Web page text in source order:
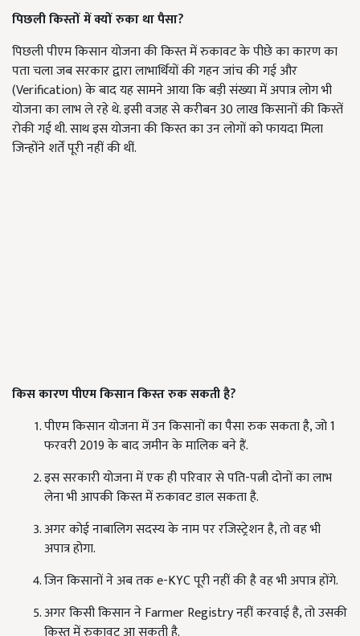
पिछली किस्तों में क्यों रुका था पैसा?
पिछली पीएम किसान योजना की किस्त में रुकावट के पीछे का कारण का
पता चला जब सरकार द्वारा लाभार्थियों की गहन जांच की गई और
(Verification) के बाद यह सामने आया कि बड़ी संख्या में अपात्र लोग भी
योजना का लाभ ले रहे थे. इसी वजह से करीबन 30 लाख किसानों की किस्तें
रोकी गई थी. साथ इस योजना की किस्त का उन लोगों को फायदा मिला
जिन्होंने शर्तें पूरी नहीं की थीं.
किस कारण पीएम किसान किस्त रुक सकती है?
पीएम किसान योजना में उन किसानों का पैसा रुक सकता है, जो 1
फरवरी 2019 के बाद जमीन के मालिक बने हैं.
इस सरकारी योजना में एक ही परिवार से पति-पत्नी दोनों का लाभ
लेना भी आपकी किस्त में रुकावट डाल सकता है.
अगर कोई नाबालिग सदस्य के नाम पर रजिस्ट्रेशन है, तो वह भी
अपात्र होगा.
जिन किसानों ने अब तक e-KYC पूरी नहीं की है वह भी अपात्र होंगे.
अगर किसी किसान ने Farmer Registry नहीं करवाई है, तो उसकी